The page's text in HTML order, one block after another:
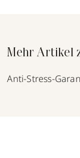
Mehr Artikel
Anti-Stress-